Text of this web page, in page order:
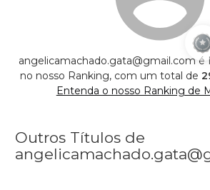
angelicamachado.gata@gmail.com é
no nosso Ranking, com um total de
Entenda o nosso Ranking de
Outros Títulos de